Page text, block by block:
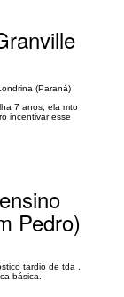
(Paraná)
7 anos, ela mto
incentivar esse
Pedro)
tardio de tda ,
básica.